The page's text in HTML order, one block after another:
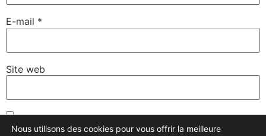
E-mail *
Site web
Enregistrer mon nom, mon e-mail et mon site dans le
Nous utilisons des cookies pour vous offrir la meilleure